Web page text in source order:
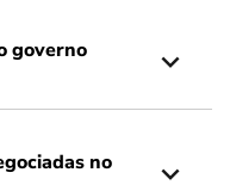
governo
no